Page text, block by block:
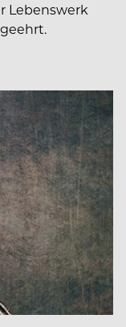
Lebenswerk